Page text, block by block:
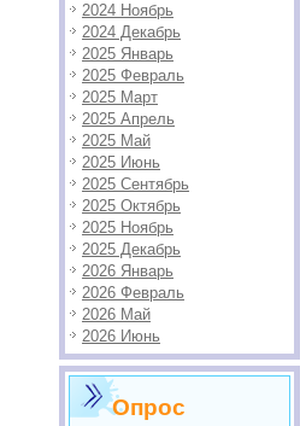
2024 Ноябрь
2024 Декабрь
2025 Январь
2025 Февраль
2025 Март
2025 Апрель
2025 Май
2025 Июнь
2025 Сентябрь
2025 Октябрь
2025 Ноябрь
2025 Декабрь
2026 Январь
2026 Февраль
2026 Май
2026 Июнь
Опрос